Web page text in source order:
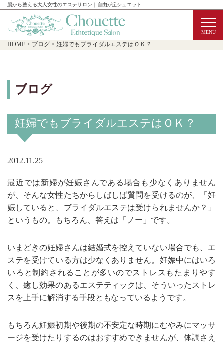
腸から整える大人女性のエステサロン｜自由が丘シュエット
HOME > ブログ > 妊婦でもブライダルエステはＯＫ？
ブログ
妊婦でもブライダルエステはＯＫ？
2012.11.25
最近では新婦が妊娠さんである場合も少なくありません
が、そんな女性たちからしばしば質問を受けるのが、「妊
娠していると、ブライダルエステは受けられませんか？」
というもの。もちろん、答えは「ノー」です。
いまどきの妊婦さんは結婚式を控えていない場合でも、エ
ステを受けている方は少なくありません。妊娠中にはいろ
いろと制約されることが多いのでストレスもたまりやす
く、癒し効果のあるエステティックは、そういったストレ
スを上手に解消する手段ともなっているようです。
もちろん妊娠初期や後期の不安定な時期にむやみにマッサ
ージを受けたりするのはおすすめできませんが、体調さえ